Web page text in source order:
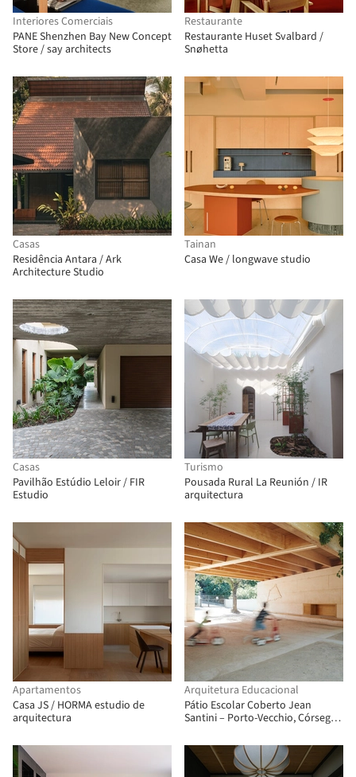
Interiores Comerciais
PANE Shenzhen Bay New Concept
Store / say architects
Restaurante
Restaurante Huset Svalbard /
Snøhetta
Casas
Residência Antara / Ark
Architecture Studio
Tainan
Casa We / longwave studio
Casas
Pavilhão Estúdio Leloir / FIR
Estudio
Turismo
Pousada Rural La Reunión / IR
arquitectura
Apartamentos
Casa JS / HORMA estudio de
arquitectura
Arquitetura Educacional
Pátio Escolar Coberto Jean
Santini – Porto-Vecchio, Córsega /